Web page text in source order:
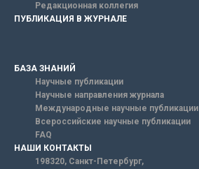
Редакционная коллегия
ПУБЛИКАЦИЯ В ЖУРНАЛЕ
БАЗА ЗНАНИЙ
Научные публикации
Научные направления журнала
Международные научные публикации
Всероссийские научные публикации
FAQ
НАШИ КОНТАКТЫ
198320, Санкт-Петербург,